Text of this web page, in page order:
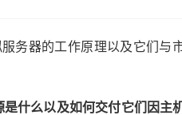
务器的工作原理以及它们与
什么以及如何交付它们因主